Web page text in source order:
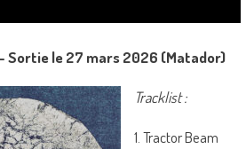
Sortie le 27 mars 2026 (Matador)
Tracklist :
1. Tractor Beam